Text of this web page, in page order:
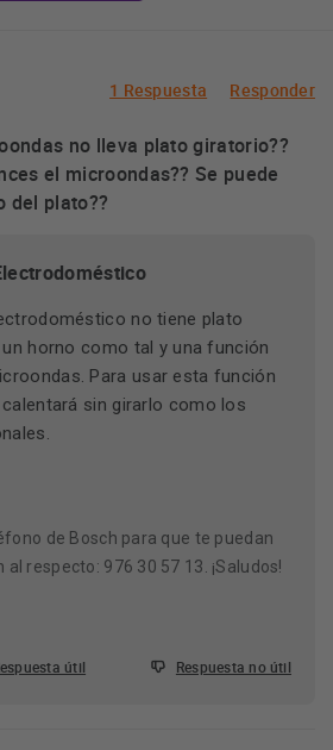
1 Respuesta Responder
no lleva plato giratorio??
el microondas?? Se puede
del plato??
no tiene plato
horno como tal y una función
Para usar esta función
sin girarlo como los
de Bosch para que te puedan
respecto: 976 30 57 13. ¡Saludos!
útil Respuesta no útil